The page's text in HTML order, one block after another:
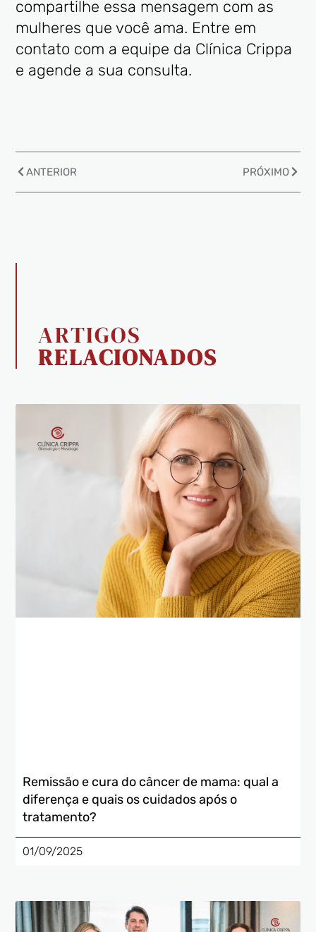
compartilhe essa mensagem com as
mulheres que você ama. Entre em
contato com a equipe da Clínica Crippa
e agende a sua consulta.
ANTERIOR PRÓXIMO
ARTIGOS
RELACIONADOS
Remissão e cura do câncer de mama: qual a
diferença e quais os cuidados após o
tratamento?
01/09/2025